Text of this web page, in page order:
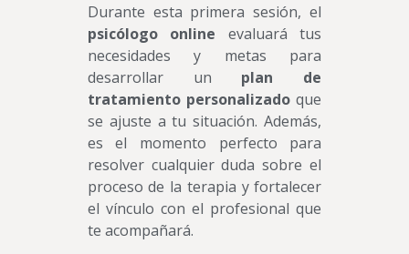
Durante esta primera sesión, el
psicólogo online evaluará tus
necesidades y metas para
desarrollar un plan de
tratamiento personalizado que
se ajuste a tu situación. Además,
es el momento perfecto para
resolver cualquier duda sobre el
proceso de la terapia y fortalecer
el vínculo con el profesional que
te acompañará.